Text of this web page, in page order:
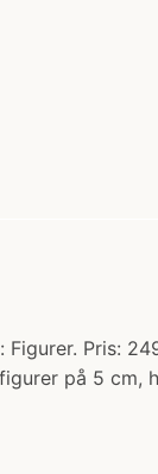
Pris:
på 5 cm,